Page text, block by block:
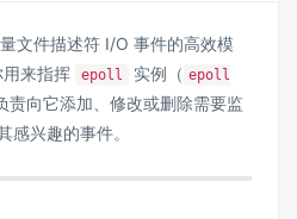
文件描述符 I/O 事件的高效模
用来指挥 epoll 实例（ epoll
责向它添加、修改或删除需要监
感兴趣的事件。